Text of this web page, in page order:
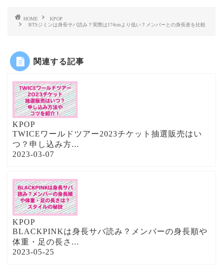
HOME
KPOP
BTSジミンは身長サバ読み？実際は174cmより低い？メンバーとの身長差を比較
関連する記事
KPOP
TWICEワールドツアー2023チケット抽選販売はい
つ？申し込み方...
2023-03-07
KPOP
BLACKPINKは身長サバ読み？メンバーの身長順や
体重・足の長さ...
2023-05-25